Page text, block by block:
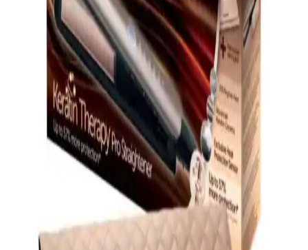
Saç bakımında elektronik cihazların kullanımı, hız ve kalite
sunarken, gelişmiş özellikleriyle saç sağlığını koruyan çözümler
sağlar. Güncel ürünler ve teknolojik avantajlar hakkında detaylar.
Remington Sleek Curl ile Modern ve Sağlıklı Saç
Şekillendirme Çözümleri
Remington Sleek Curl, ionik teknolojisi ve hızlı ısınma özelliğiyle
saçlarınızı sağlıklı ve parlak tutarken, pratik kullanım sağlar. Günlük
bakımda tercih edilen bu cihaz, çeşitli sıcaklık ayarlarıyla her saç
tipine uygun çözümler sunar.
Philips BT3206 Kablosuz Saç Bakım Cihazı ile
Kolay ve Güvenli Şekillendirme
Philips BT3206, kablosuz tasarımı ve gelişmiş özellikleriyle saç
bakımında yeni bir dönemi başlatıyor. Hafif, hızlı ısınan ve çeşitli ısı
ayarlarıyla saç sağlığını koruyan bu cihaz, kullanıcıların günlük
bakımını kolaylaştırıyor.